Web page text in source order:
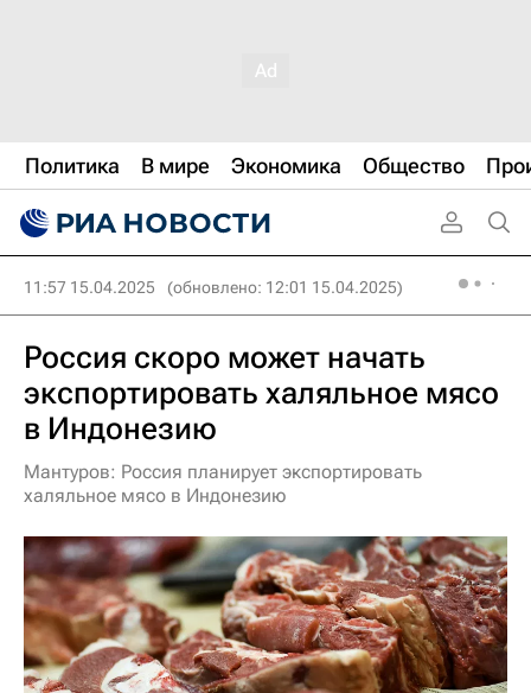
Политика В мире Экономика Общество
11:57 15.04.2025 (обновлено: 12:01 15.04.2025)
Россия скоро может начать
экспортировать халяльное мясо
в Индонезию
Мантуров: Россия планирует экспортировать
халяльное мясо в Индонезию